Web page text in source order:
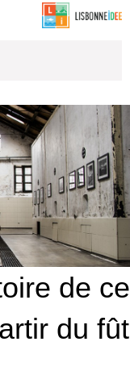
LE PORTUGAL
de ce
du fût